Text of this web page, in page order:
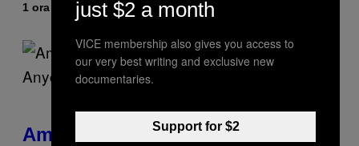
1 ora fa DiStephen Andrew Galiher
Americans Watch Porn Longer
just $2 a month
VICE membership also gives you access to
our very best writing and exclusive new
documentaries.
Support for $2